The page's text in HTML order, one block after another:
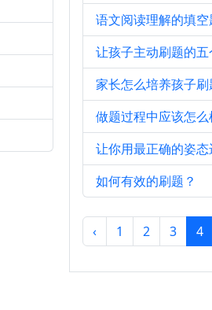
语文阅读理解的填
让孩子主动刷题的
家长怎么培养孩子刷
做题过程中应该怎
让你用最正确的姿
如何有效的刷题？
‹ 1 2 3 4